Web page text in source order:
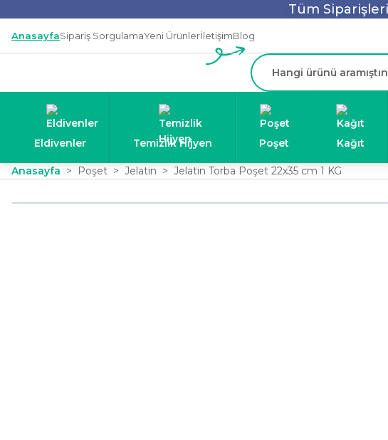
Tüm
AnasayfaSipariş SorgulamaYeni ÜrünlerİletişimBlog
Eldivenler Temizlik Hijyen Poşet Kağıt
Anasayfa Poşet Jelatin Jelatin Torba Poşet 22x35 cm 1 KG